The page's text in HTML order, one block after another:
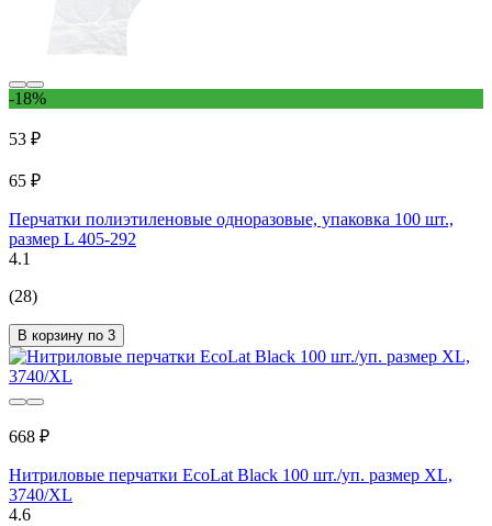
-18%
53 ₽
65 ₽
Перчатки полиэтиленовые одноразовые, упаковка 100 шт.,
размер L 405-292
4.1
(28)
В корзину по 3
668 ₽
Нитриловые перчатки EcoLat Black 100 шт./уп. размер XL,
3740/XL
4.6